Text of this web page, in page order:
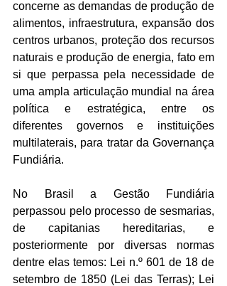
concerne as demandas de produção de
alimentos, infraestrutura, expansão dos
centros urbanos, proteção dos recursos
naturais e produção de energia, fato em
si que perpassa pela necessidade de
uma ampla articulação mundial na área
política e estratégica, entre os
diferentes governos e instituições
multilaterais, para tratar da Governança
Fundiária.
No Brasil a Gestão Fundiária
perpassou pelo processo de sesmarias,
de capitanias hereditarias, e
posteriormente por diversas normas
dentre elas temos: Lei n.º 601 de 18 de
setembro de 1850 (Lei das Terras); Lei